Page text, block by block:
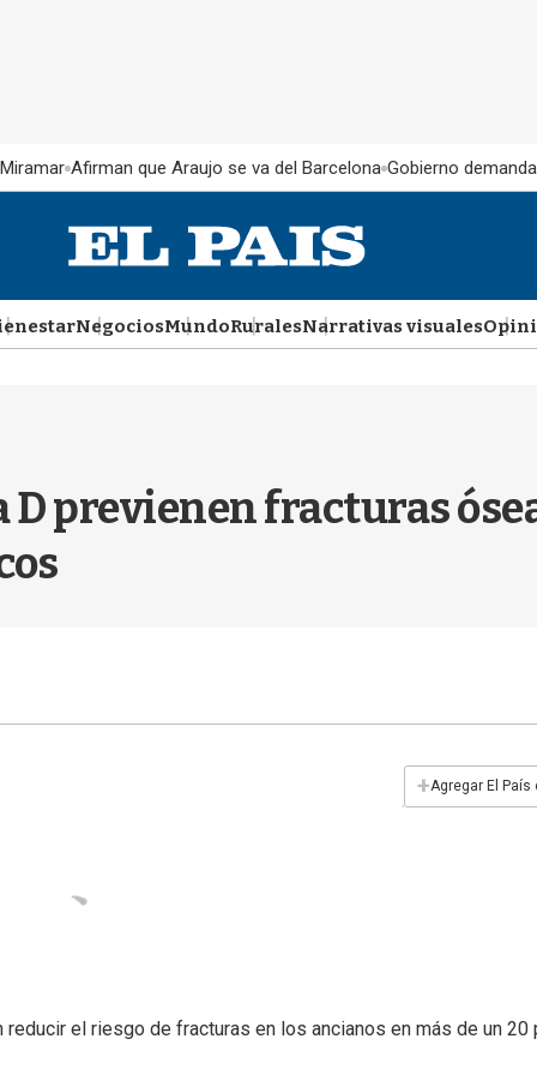
Afirman que Araujo se va del Barcelona Gobierno
NegociosMundoRuralesNarrativas visuales
previenen fracturas
+Agregar El País
el riesgo de fracturas en los ancianos en más de un 20